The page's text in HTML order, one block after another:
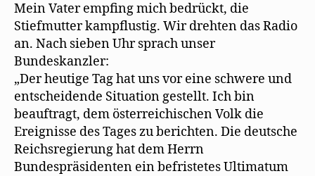
Mein Vater empfing mich bedrückt, die
Stiefmutter kampflustig. Wir drehten das Radio
an. Nach sieben Uhr sprach unser
Bundeskanzler:
„Der heutige Tag hat uns vor eine schwere und
entscheidende Situation gestellt. Ich bin
beauftragt, dem österreichischen Volk die
Ereignisse des Tages zu berichten. Die deutsche
Reichsregierung hat dem Herrn
Bundespräsidenten ein befristetes Ultimatum